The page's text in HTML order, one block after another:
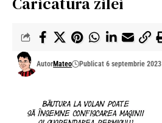
AutorMateo Publicat 6 septembrie 2023